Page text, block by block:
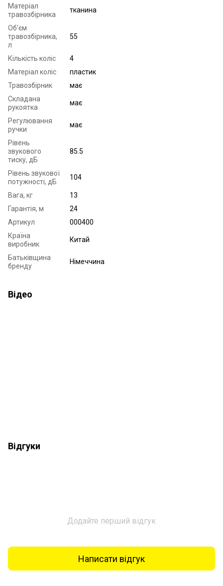
Матеріал
травозбірника
тканина
Об'єм
травозбірника,
л
55
Кількість коліс
4
Матеріал коліс
пластик
Травозбірник
має
Складана
рукоятка
має
Регулювання
ручки
має
Рівень
звукового
тиску, дБ
85.5
Рівень звукової
потужності, дБ
104
Вага, кг
13
Гарантія, м
24
Артикул
000400
Країна
виробник
Китай
Батьківщина
бренду
Німеччина
Відео
Відгуки
Додайте перший відгук
Написати відгук